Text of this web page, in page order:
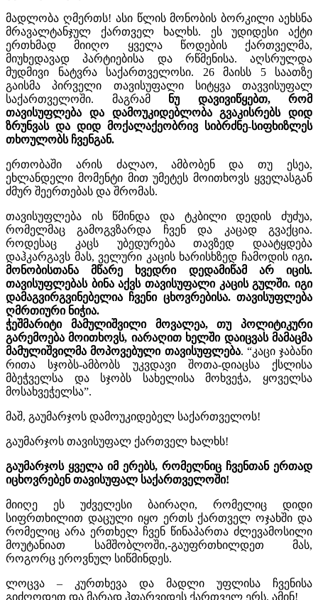
მადლობა ღმერთს! ასი წლის მონობის ბორკილი აეხსნა
მრავალტანჯულ ქართველ ხალხს. ეს უდიდესი აქტი
ერთხმად მიიღო ყველა წოდების ქართველმა,
მიუხედავად პარტიებისა და რწმენისა. აღსრულდა
მუდმივი ნატვრა საქართველოსი. 26 მაისს 5 საათზე
გაისმა პირველი თავისუფალი სიტყვა თავვისუფალ
საქართველოში. მაგრამნუ დავივიწყებთ, რომ
თავისუფლება და დამოუკიდებლობა გვაკისრებს დიდ
ზრუნვას და დიდ მოქალაქეობრივ სიბრძნე-სიფხიზლეს
თხოულობს ჩვენგან.
ერთობაში არის ძალაო, ამბობენ და თუ ესეა,
ეხლანდელი მომენტი მით უმეტეს მოითხოვს ყველასგან
ძმურ შეერთებას და შრომას.
თავისუფლება ის წმინდა და ტკბილი დედის ძუძუა,
რომელმაც გამოგვზარდა ჩვენ და კაცად გვაქცია.
როდესაც კაცს უბედურება თავზედ დაატყდება
დაჰკარგავს მას, ველური კაცის ხარისხზედ ჩამოდის იგი.
მონობისთანა მწარე ხვედრი დედამიწამ არ იცის.
თავისუფლებას ბინა აქვს თავისუფალი კაცის გულში. იგი
დამაგვირგვინებელია ჩვენი ცხოვრებისა. თავისუფლება
ღმრთიური ნიჭია.
ჭეშმარიტი მამულიშვილი მოვალეა, თუ პოლიტიკური
გარემოება მოითხოვს, იარაღით ხელში დაიცვას მამაცმა
მამულიშვილმა მოპოვებული თავისუფლება. “კაცი ჯაბანი
რითა სჯობს-ამბობს უკვდავი შოთა-დიაცსა ქსლისა
მბეჭველსა და სჯობს სახელისა მოხვეჭა, ყოველსა
მოსახვეჭელსა”.
მაშ, გაუმარჯოს დამოუკიდებელ საქართველოს!
გაუმარჯოს თავისუფალ ქართველ ხალხს!
გაუმარჯოს ყველა იმ ერებს, რომელნიც ჩვენთან ერთად
იცხოვრებენ თავისუფალ საქართველოში!
მიიღე ეს უძველესი ბაირაღი, რომელიც დიდი
სიფრთხილით დაცული იყო ერთს ქართველ ოჯახში და
რომელიც არა ერთხელ ჩვენ წინაპართა ძლევამოსილი
მოუტანიათ სამშობლოში,-გაუფრთხილდეთ მას,
როგორც ეროვნულ სიწმინდეს.
ლოცვა – კურთხევა და მადლი უფლისა ჩვენისა
გიძღოდეთ და მარად ჰფარვიდეს ქართველ ერს. ამინ!